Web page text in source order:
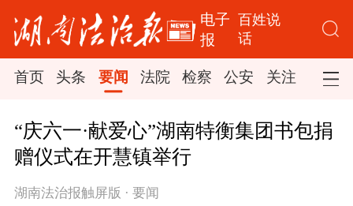
电子
报
百姓说
话
首页 头条 要闻 法院 检察 公安 关注 司法
“庆六一·献爱心”湖南特衡集团书包捐
赠仪式在开慧镇举行
湖南法治报触屏版 · 要闻